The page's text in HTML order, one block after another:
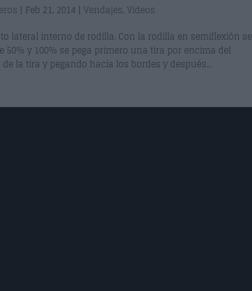
| Feb 21, 2014 |Vendajes,Videos
lateral interno de rodilla. Con la rodilla en semiflexión se
y 100% se pega primero una tira por encima del
la tira y pegando hacia los bordes y después...